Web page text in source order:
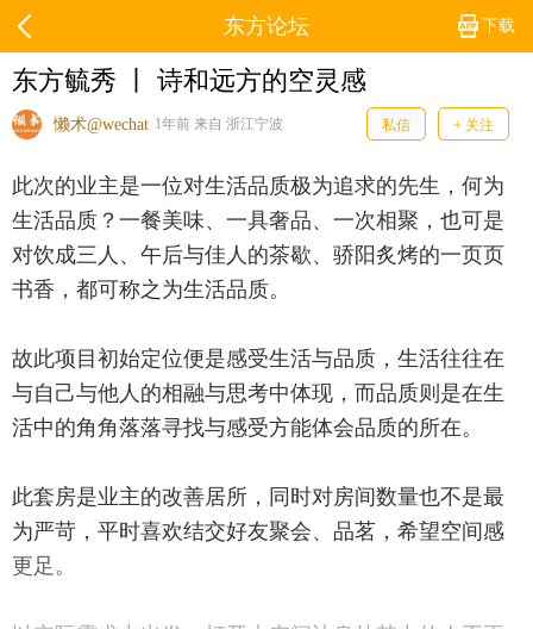
下载
东方论坛
东方毓秀 丨 诗和远方的空灵感
懒术@wechat 1年前 来自 浙江宁波 私信 + 关注
此次的业主是一位对生活品质极为追求的先生，何为
生活品质？一餐美味、一具奢品、一次相聚，也可是
对饮成三人、午后与佳人的茶歇、骄阳炙烤的一页页
书香，都可称之为生活品质。
故此项目初始定位便是感受生活与品质，生活往往在
与自己与他人的相融与思考中体现，而品质则是在生
活中的角角落落寻找与感受方能体会品质的所在。
此套房是业主的改善居所，同时对房间数量也不是最
为严苛，平时喜欢结交好友聚会、品茗，希望空间感
更足。